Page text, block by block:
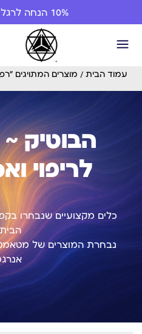
10% הנחה לרגל השקת האתר
עמוד הבית / מוצרים המתויגים
הבוטיק
לריפוי
כלים מקצועיים שנבחרו
נבחרת המוצרים של